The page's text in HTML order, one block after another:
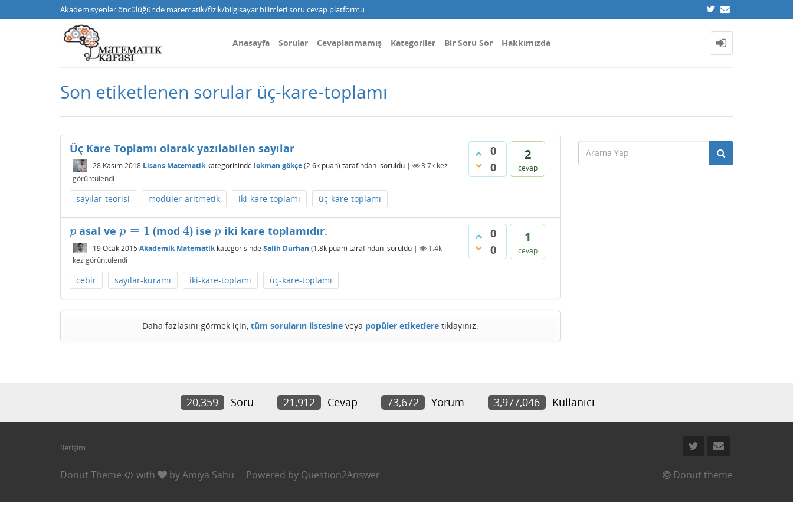
Akademisyenler öncülüğünde matematik/fizik/bilgisayar bilimleri soru cevap platformu
Anasayfa Sorular Cevaplanmamış Kategoriler Bir Soru Sor Hakkımızda
Son etiketlenen sorular üç-kare-toplamı
0
0
2
cevap
Üç Kare Toplamı olarak yazılabilen sayılar
28 Kasım 2018 Lisans Matematikkategorisinde lokman gökçe(2.6k puan) tarafından soruldu | 3.7k kez
görüntülendi
sayılar-teorisi modüler-aritmetik iki-kare-toplamı üç-kare-toplamı
0
0
1
cevap
p
p asal vep ≡ 1
p ≡1 (mod 4
4) isep
p iki kare toplamıdır.
19 Ocak 2015 Akademik Matematikkategorisinde Salih Durhan (1.8k puan) tarafından soruldu |
1.4k
kez görüntülendi
cebir sayılar-kuramı iki-kare-toplamı üç-kare-toplamı
Daha fazlasını görmek için, tüm soruların listesineveya popüler etiketleretıklayınız.
20,359 Soru 21,912 Cevap 73,672 Yorum 3,977,046 Kullanıcı
İletişim
Donut Theme with byAmiya Sahu Powered by Question2Answer Donut theme